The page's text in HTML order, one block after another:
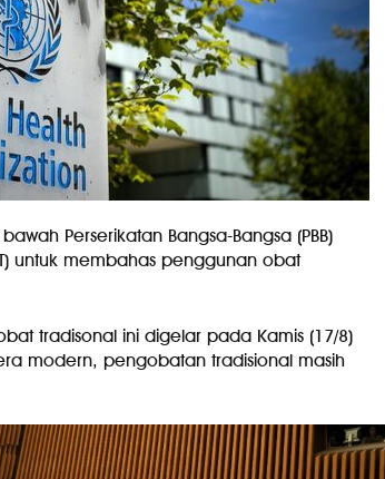
Perserikatan Bangsa-Bangsa (PBB)
untuk membahas penggunan obat
tradisonal ini digelar pada Kamis (17/8)
modern, pengobatan tradisional masih